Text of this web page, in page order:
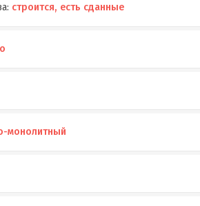
строится, есть сданные
монолитный